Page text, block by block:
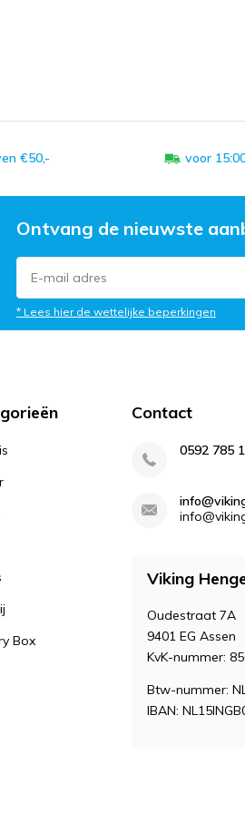
€50,- voor
Ontvang de nieuwste
* Lees hier de wettelijke beperkingen
Box
Contact
0592 785
Viking
Oudestraat 7A
9401 EG Assen
KvK-nummer:
Btw-nummer:
IBAN: